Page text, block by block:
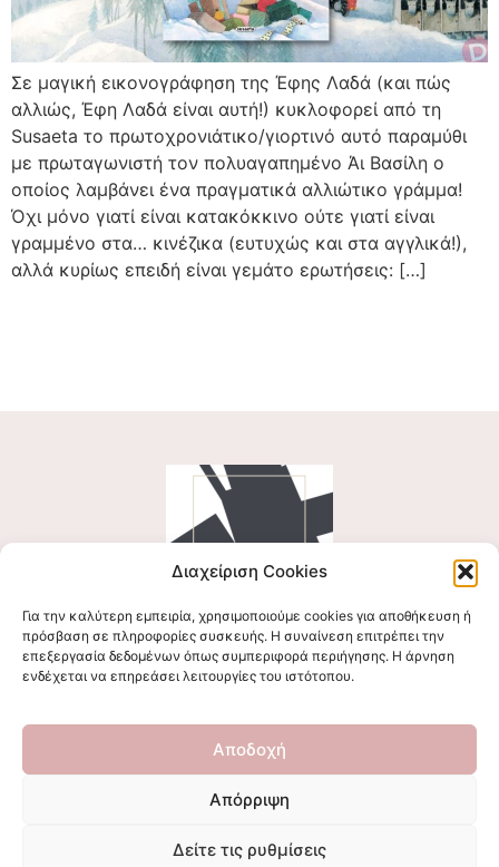
Διαχείριση Cookies
Για την καλύτερη εμπειρία, χρησιμοποιούμε cookies για αποθήκευση ή
πρόσβαση σε πληροφορίες συσκευής. Η συναίνεση επιτρέπει την
επεξεργασία δεδομένων όπως συμπεριφορά περιήγησης. Η άρνηση
ενδέχεται να επηρεάσει λειτουργίες του ιστότοπου.
Αποδοχή
Απόρριψη
Δείτε τις ρυθμίσεις
Σε μαγική εικονογράφηση της Έφης Λαδά (και πώς
αλλιώς, Έφη Λαδά είναι αυτή!) κυκλοφορεί από τη
Susaeta το πρωτοχρονιάτικο/γιορτινό αυτό παραμύθι
με πρωταγωνιστή τον πολυαγαπημένο Άι Βασίλη ο
οποίος λαμβάνει ένα πραγματικά αλλιώτικο γράμμα!
Όχι μόνο γιατί είναι κατακόκκινο ούτε γιατί είναι
γραμμένο στα… κινέζικα (ευτυχώς και στα αγγλικά!),
αλλά κυρίως επειδή είναι γεμάτο ερωτήσεις: […]
Ακολουθήστε μας
Επικοινωνήστε μαζί μας
stigmalogou@gmail.com